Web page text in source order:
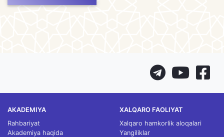
AKADEMIYA
Rahbariyat
Akademiya haqida
XALQARO FAOLIYAT
Xalqaro hamkorlik aloqalari
Yangiliklar